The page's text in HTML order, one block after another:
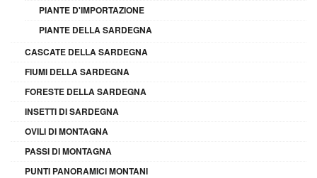
PIANTE D'IMPORTAZIONE
PIANTE DELLA SARDEGNA
CASCATE DELLA SARDEGNA
FIUMI DELLA SARDEGNA
FORESTE DELLA SARDEGNA
INSETTI DI SARDEGNA
OVILI DI MONTAGNA
PASSI DI MONTAGNA
PUNTI PANORAMICI MONTANI